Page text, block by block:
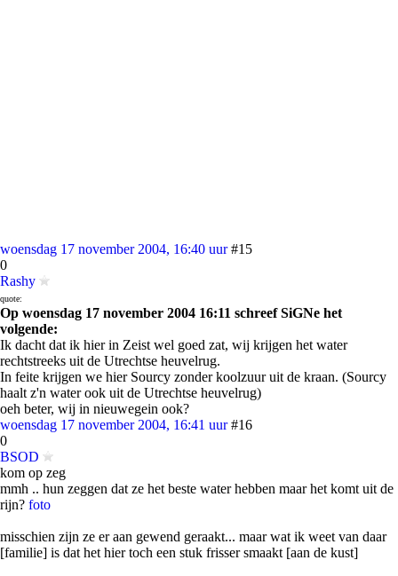
woensdag 17 november 2004, 16:40 uur #15
0
Rashy
quote:
Op woensdag 17 november 2004 16:11 schreef SiGNe het
volgende:
Ik dacht dat ik hier in Zeist wel goed zat, wij krijgen het water
rechtstreeks uit de Utrechtse heuvelrug.
In feite krijgen we hier Sourcy zonder koolzuur uit de kraan. (Sourcy
haalt z'n water ook uit de Utrechtse heuvelrug)
oeh beter, wij in nieuwegein ook?
woensdag 17 november 2004, 16:41 uur #16
0
BSOD
kom op zeg
mmh .. hun zeggen dat ze het beste water hebben maar het komt uit de
rijn? foto
misschien zijn ze er aan gewend geraakt... maar wat ik weet van daar
[familie] is dat het hier toch een stuk frisser smaakt [aan de kust]